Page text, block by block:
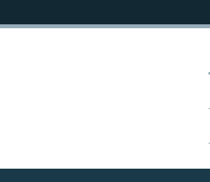
ՄՇԱԿՈՒՅԹ
ԱՐԽԻՎ